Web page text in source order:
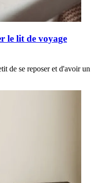
le lit de voyage
de se reposer et d'avoir un